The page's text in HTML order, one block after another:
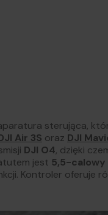
sterująca,
Air 3S oraz DJI
DJI O4, dzięki
jest 5,5-calowy
Kontroler oferuje